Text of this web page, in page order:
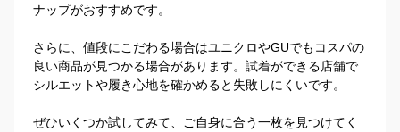
ナップがおすすめです。
さらに、値段にこだわる場合はユニクロやGUでもコスパの
良い商品が見つかる場合があります。試着ができる店舗で
シルエットや履き心地を確かめると失敗しにくいです。
ぜひいくつか試してみて、ご自身に合う一枚を見つけてく